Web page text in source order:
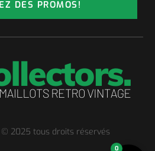
DES PROMOS!
2025 tous droits réservés
0